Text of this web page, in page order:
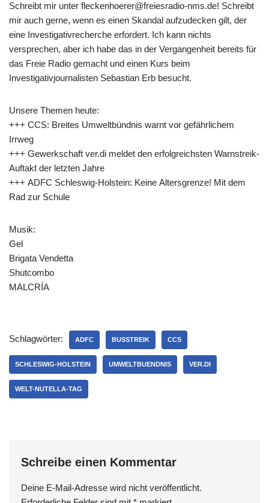
Schreibt mir unter fleckenhoerer@freiesradio-nms.de! Schreibt
mir auch gerne, wenn es einen Skandal aufzudecken gilt, der
eine Investigativrecherche erfordert. Ich kann nichts
versprechen, aber ich habe das in der Vergangenheit bereits für
das Freie Radio gemacht und einen Kurs beim
Investigativjournalisten Sebastian Erb besucht.
Unsere Themen heute:
+++ CCS: Breites Umweltbündnis warnt vor gefährlichem
Irrweg
+++ Gewerkschaft ver.di meldet den erfolgreichsten Warnstreik-
Auftakt der letzten Jahre
+++ ADFC Schleswig-Holstein: Keine Altersgrenze! Mit dem
Rad zur Schule
Musik:
Gel
Brigata Vendetta
Shutcombo
MALCRÍA
Schlagwörter: ADFC BUSSTREIK CCS
SCHLESWIG-HOLSTEIN UMWELTBUENDNIS VER.DI
WELT-NUTELLA-TAG
Schreibe einen Kommentar
Deine E-Mail-Adresse wird nicht veröffentlicht.